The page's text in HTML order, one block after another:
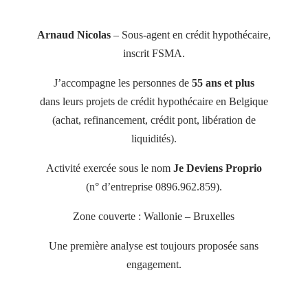
Arnaud Nicolas– Sous-agent en crédit hypothécaire,
inscrit FSMA.
J’accompagne les personnes de 55 ans et plus
dans leurs projets de crédit hypothécaire en Belgique
(achat, refinancement, crédit pont, libération de
liquidités).
Activité exercée sous le nom Je Deviens Proprio
(n° d’entreprise 0896.962.859).
Zone couverte : Wallonie – Bruxelles
Une première analyse est toujours proposée sans
engagement.